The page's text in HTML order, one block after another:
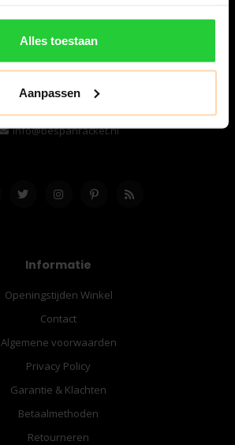
Alles toestaan
Aanpassen
Snijdersstraat 6
8224 AA Lelystad
Nederland
06-57276080
info@bespanracket.nl
Informatie
Openingstijden Winkel
Contact
Algemene voorwaarden
Privacy Policy
Garantie & Klachten
Betaalmethoden
Retourneren